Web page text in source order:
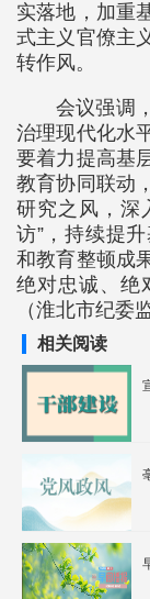
实落地，加重
式主义官僚主
转作风。
会议强调
治理现代化水
要着力提高基
教育协同联动
研究之风，深
访”，持续提
和教育整顿成
绝对忠诚、绝
（淮北市纪委
相关阅读